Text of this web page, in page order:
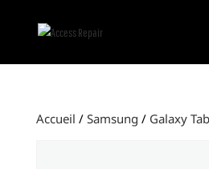
Accueil / Samsung / Galaxy Tab